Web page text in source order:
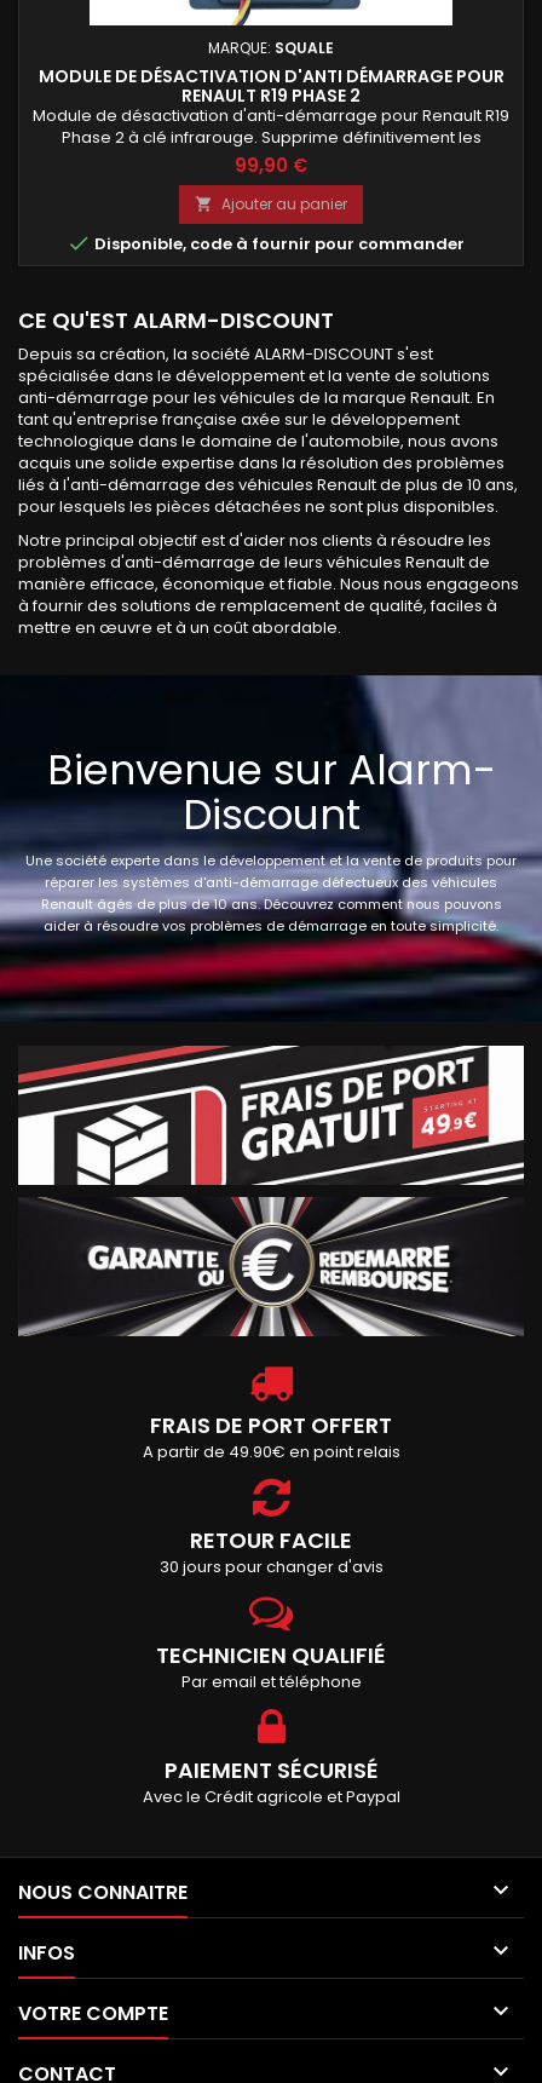
MARQUE: SQUALE
MODULE DE DÉSACTIVATION D'ANTI DÉMARRAGE POUR
RENAULT R19 PHASE 2
Module de désactivation d'anti-démarrage pour Renault R19
Phase 2 à clé infrarouge. Supprime définitivement les
problèmes de démarrage liés à une clé ou une
télécommande défectueuse. Module programmé avec
votre code PIN et livré prêt à installer sur le boîtier décodeur
d'origine. Installation simple, solution fiable et compatible
avec toutes les Renault...
99,90 €
 Ajouter au panier
 Disponible, code à fournir pour commander
CE QU'EST ALARM-DISCOUNT
Depuis sa création, la société ALARM-DISCOUNT s'est
spécialisée dans le développement et la vente de solutions
anti-démarrage pour les véhicules de la marque Renault. En
tant qu'entreprise française axée sur le développement
technologique dans le domaine de l'automobile, nous avons
acquis une solide expertise dans la résolution des problèmes
liés à l'anti-démarrage des véhicules Renault de plus de 10 ans,
pour lesquels les pièces détachées ne sont plus disponibles.
Notre principal objectif est d'aider nos clients à résoudre les
problèmes d'anti-démarrage de leurs véhicules Renault de
manière efficace, économique et fiable. Nous nous engageons
à fournir des solutions de remplacement de qualité, faciles à
mettre en œuvre et à un coût abordable.
Bienvenue sur Alarm-
Discount
Une société experte dans le développement et la vente de produits pour
réparer les systèmes d'anti-démarrage défectueux des véhicules
Renault âgés de plus de 10 ans. Découvrez comment nous pouvons
aider à résoudre vos problèmes de démarrage en toute simplicité.
FRAIS DE PORT OFFERT
A partir de 49.90€ en point relais
RETOUR FACILE
30 jours pour changer d'avis
TECHNICIEN QUALIFIÉ
Par email et téléphone
PAIEMENT SÉCURISÉ
Avec le Crédit agricole et Paypal
NOUS CONNAITRE 
INFOS 
VOTRE COMPTE 
CONTACT 